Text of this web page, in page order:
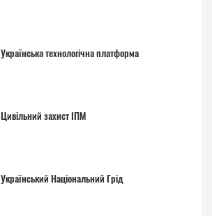
Українська технологічна платформа
Цивільний захист ІПМ
Український Національний Грід